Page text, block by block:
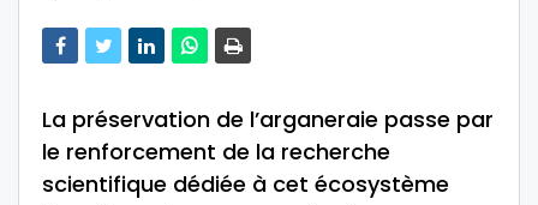
La préservation de l’arganeraie passe par
le renforcement de la recherche
scientifique dédiée à cet écosystème